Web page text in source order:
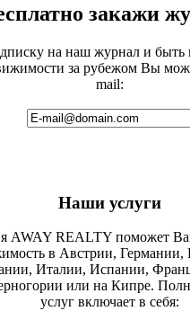
закажи
на наш журнал и быть
за рубежом Вы
mail:
Наши услуги
AWAY REALTY поможет
в Австрии,
Италии, Испании,
или на Кипре.
услуг включает в себя: